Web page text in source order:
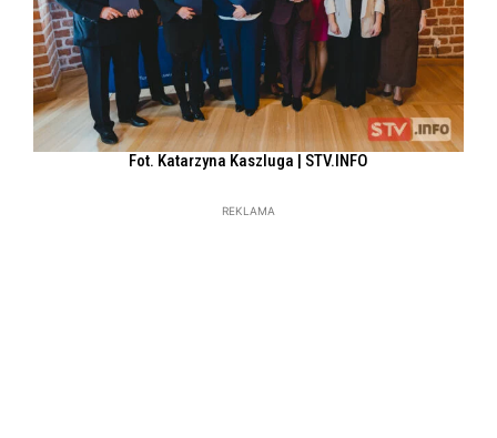
Fot. Katarzyna Kaszluga | STV.INFO
REKLAMA